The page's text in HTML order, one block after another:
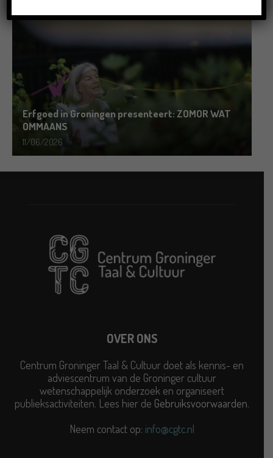
Erfgoed in Groningen presenteert: ZOMOR WAT
OMMAANS
11/06/2026
OVER ONS
Centrum Groninger Taal & Cultuur doet als kennis- en
adviescentrum van de Groninger cultuur
wetenschappelijk onderzoek en organiseert
publieksactiviteiten. Lees hier de Gebruiksvoorwaarden.
Neem contact op: info@cgtc.nl